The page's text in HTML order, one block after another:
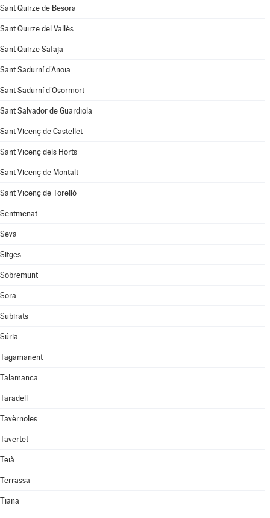
Sant Quirze de Besora
Sant Quirze del Vallès
Sant Quirze Safaja
Sant Sadurní d'Anoia
Sant Sadurní d'Osormort
Sant Salvador de Guardiola
Sant Vicenç de Castellet
Sant Vicenç dels Horts
Sant Vicenç de Montalt
Sant Vicenç de Torelló
Sentmenat
Seva
Sitges
Sobremunt
Sora
Subirats
Súria
Tagamanent
Talamanca
Taradell
Tavèrnoles
Tavertet
Teià
Terrassa
Tiana